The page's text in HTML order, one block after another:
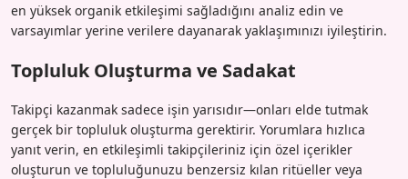
en yüksek organik etkileşimi sağladığını analiz edin ve
varsayımlar yerine verilere dayanarak yaklaşımınızı iyileştirin.
Topluluk Oluşturma ve Sadakat
Takipçi kazanmak sadece işin yarısıdır—onları elde tutmak
gerçek bir topluluk oluşturma gerektirir. Yorumlara hızlıca
yanıt verin, en etkileşimli takipçileriniz için özel içerikler
oluşturun ve topluluğunuzu benzersiz kılan ritüeller veya